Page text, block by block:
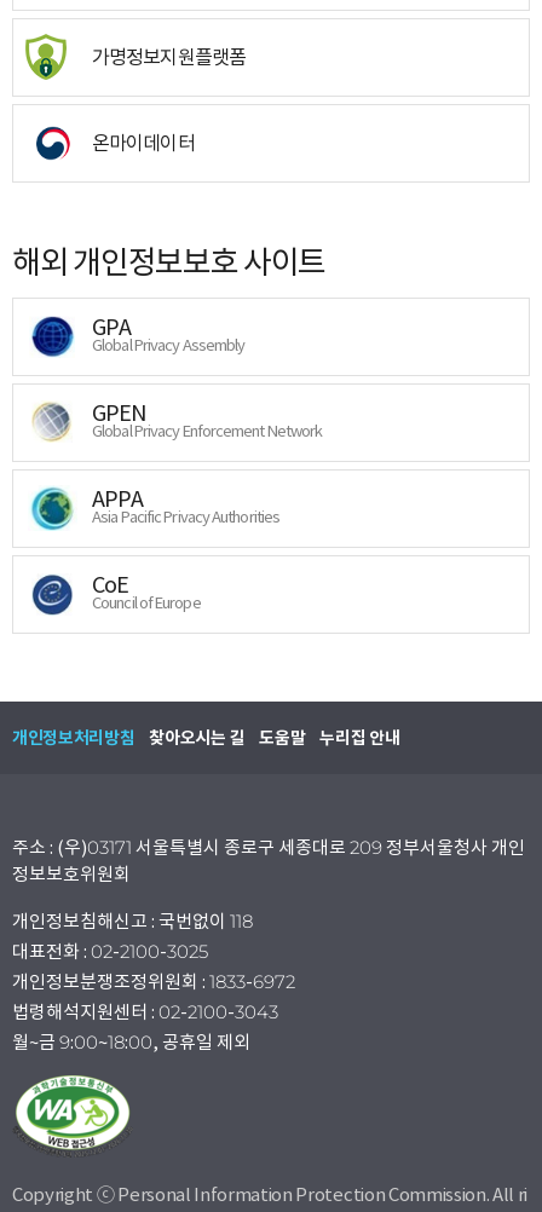
가명정보지원플랫폼
온마이데이터
해외 개인정보보호 사이트
GPA
Global Privacy Assembly
GPEN
Global Privacy Enforcement Network
APPA
Asia Pacific Privacy Authorities
CoE
Council of Europe
개인정보처리방침 찾아오시는 길 도움말 누리집 안내
주소 : (우)03171 서울특별시 종로구 세종대로 209 정부서울청사 개인
정보보호위원회
개인정보침해신고 : 국번없이 118
대표전화 : 02-2100-3025
개인정보분쟁조정위원회 : 1833-6972
법령해석지원센터 : 02-2100-3043
월~금 9:00~18:00, 공휴일 제외
Copyright ⓒ Personal Information Protection Commission. All ri